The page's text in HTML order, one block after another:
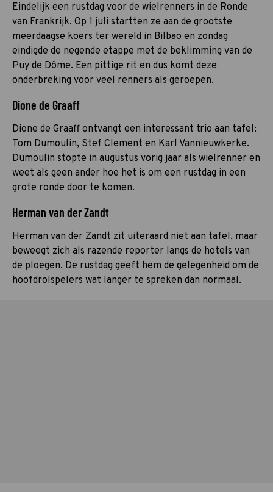
Eindelijk een rustdag voor de wielrenners in de Ronde
van Frankrijk. Op 1 juli startten ze aan de grootste
meerdaagse koers ter wereld in Bilbao en zondag
eindigde de negende etappe met de beklimming van de
Puy de Dôme. Een pittige rit en dus komt deze
onderbreking voor veel renners als geroepen.
Dione de Graaff
Dione de Graaff ontvangt een interessant trio aan tafel:
Tom Dumoulin, Stef Clement en Karl Vannieuwkerke.
Dumoulin stopte in augustus vorig jaar als wielrenner en
weet als geen ander hoe het is om een rustdag in een
grote ronde door te komen.
Herman van der Zandt
Herman van der Zandt zit uiteraard niet aan tafel, maar
beweegt zich als razende reporter langs de hotels van
de ploegen. De rustdag geeft hem de gelegenheid om de
hoofdrolspelers wat langer te spreken dan normaal.